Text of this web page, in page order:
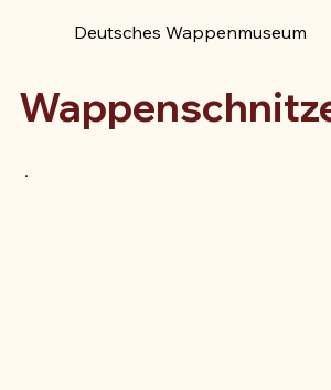
Deutsches Wappenmuseum